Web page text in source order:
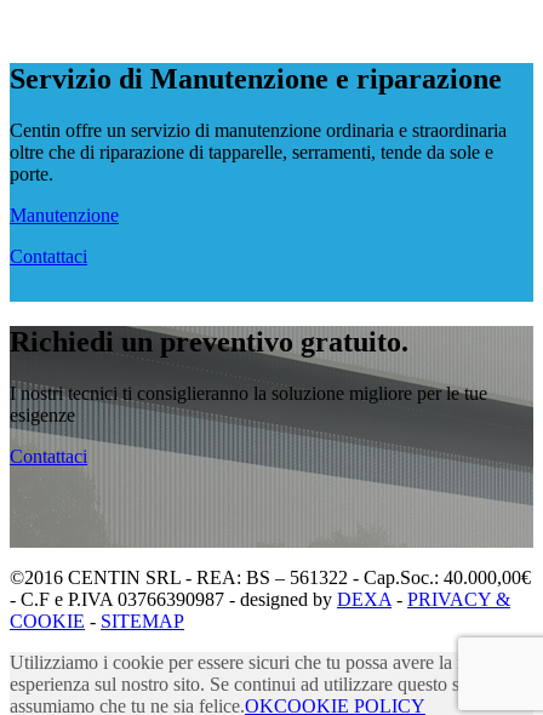
Servizio di Manutenzione e riparazione
Centin offre un servizio di manutenzione ordinaria e straordinaria
oltre che di riparazione di tapparelle, serramenti, tende da sole e
porte.
Manutenzione
Contattaci
Richiedi un preventivo gratuito.
I nostri tecnici ti consiglieranno la soluzione migliore per le tue
esigenze
Contattaci
©2016 CENTIN SRL - REA: BS – 561322 - Cap.Soc.: 40.000,00€
- C.F e P.IVA 03766390987 - designed by DEXA - PRIVACY &
COOKIE - SITEMAP
Utilizziamo i cookie per essere sicuri che tu possa avere la migliore
esperienza sul nostro sito. Se continui ad utilizzare questo sito noi
assumiamo che tu ne sia felice.OKCOOKIE POLICY